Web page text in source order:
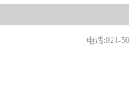
电话:021-